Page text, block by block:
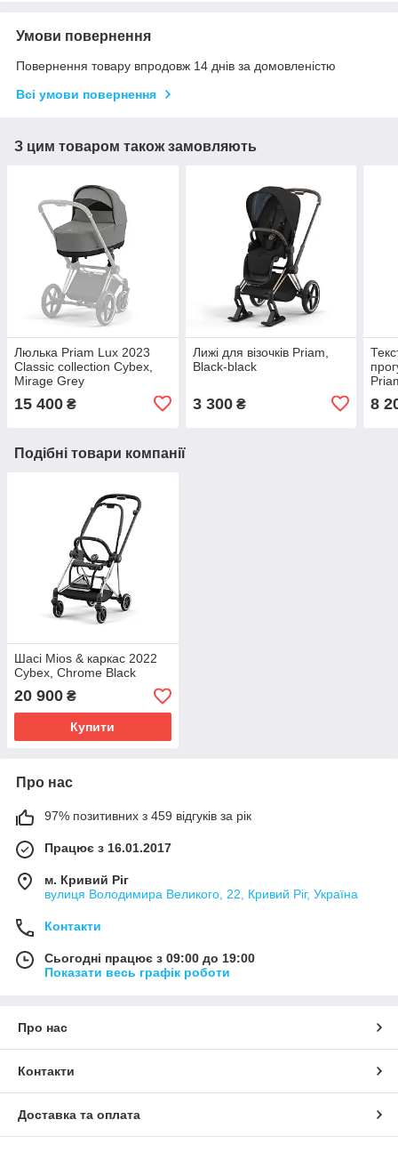
Умови повернення
Повернення товару впродовж 14 днів за домовленістю
Всі умови повернення
З цим товаром також замовляють
Люлька Priam Lux 2023
Classic collection Cybex,
Mirage Grey
15 400 ₴
Лижі для візочків Priam,
Black-black
3 300₴ 8
Подібні товари компанії
Шасі Mios & каркас 2022
Cybex, Chrome Black
20 900 ₴
Купити
Про нас
97% позитивних з 459 відгуків за рік
Працює з 16.01.2017
м. Кривий Ріг
вулиця Володимира Великого, 22, Кривий Ріг, Україна
Контакти
Сьогодні працює з 09:00 до 19:00
Показати весь графік роботи
Про нас
Контакти
Доставка та оплата